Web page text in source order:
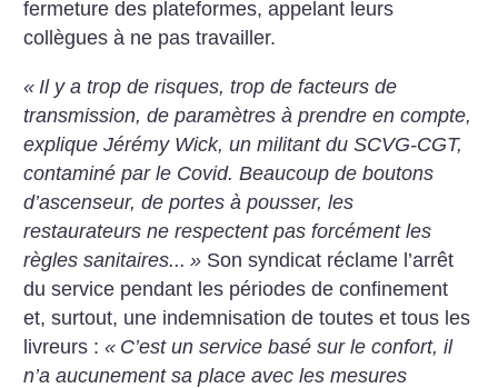
fermeture des plate­formes, appelant leurs
collègues à ne pas travailler.
« Il y a trop de risques, trop de facteurs de
transmission, de paramètres à prendre en compte,
explique Jérémy Wick, un militant du SCVG-CGT,
contaminé par le Covid. Beaucoup de boutons
d’ascenseur, de portes à pousser, les
restaurateurs ne respectent pas forcément les
règles sanitaires... » Son syndicat réclame l’arrêt
du service pendant les périodes de confinement
et, surtout, une indemnisation de toutes et tous les
livreurs :« C’est un service basé sur le confort, il
n’a aucunement sa place avec les mesures